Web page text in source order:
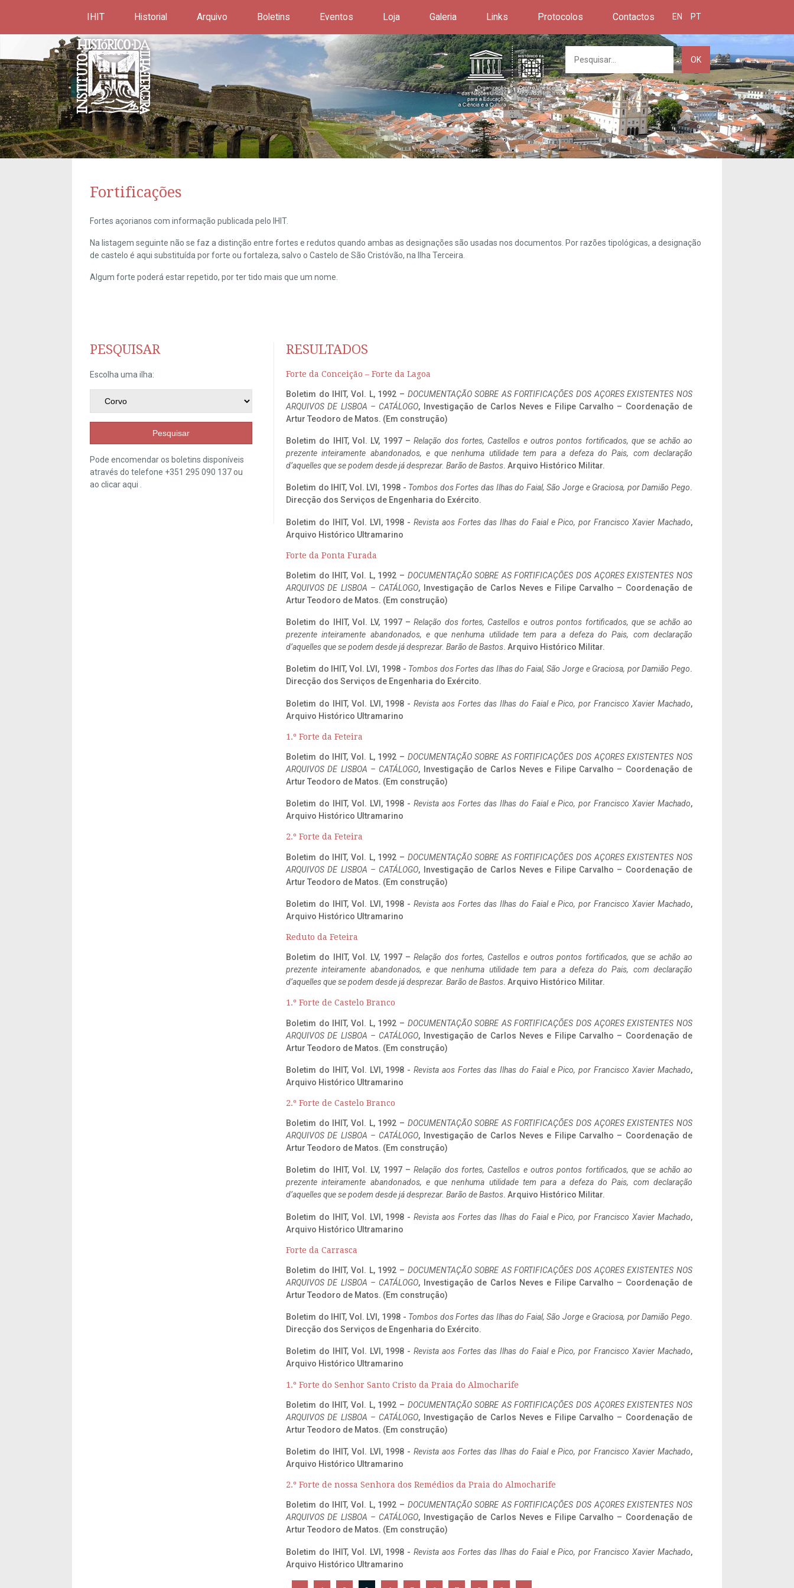
IHIT Historial Arquivo Boletins Eventos Loja Galeria Links Protocolos Contactos EN PT
OK
Fortificações
Fortes açorianos com informação publicada pelo IHIT.
Na listagem seguinte não se faz a distinção entre fortes e redutos quando ambas as designações são usadas nos documentos. Por razões tipológicas, a designação
de castelo é aqui substituída por forte ou fortaleza, salvo o Castelo de São Cristóvão, na Ilha Terceira.
Algum forte poderá estar repetido, por ter tido mais que um nome.
PESQUISAR
Escolha uma ilha:
Pesquisar
Pode encomendar os boletins disponíveis
através do telefone +351 295 090 137 ou
ao clicaraqui
RESULTADOS
Forte da Conceição – Forte da Lagoa
Boletim do IHIT, Vol. L, 1992 – DOCUMENTAÇÃO SOBRE AS FORTIFICAÇÕES DOS AÇORES EXISTENTES NOS
ARQUIVOS DE LISBOA – CATÁLOGO, Investigação de Carlos Neves e Filipe Carvalho – Coordenação de
Artur Teodoro de Matos. (Em construção)
Boletim do IHIT, Vol. LV, 1997 –Relação dos fortes, Castellos e outros pontos fortificados, que se achão ao
prezente inteiramente abandonados, e que nenhuma utilidade tem para a defeza do Pais, com declaração
d’aquelles que se podem desde já desprezar. Barão de Bastos. Arquivo Histórico Militar.
Boletim do IHIT, Vol. LVI, 1998 - Tombos dos Fortes das Ilhas do Faial, São Jorge e Graciosa, por Damião Pego.
Direcção dos Serviços de Engenharia do Exército.
Boletim do IHIT, Vol. LVI, 1998 -Revista aos Fortes das Ilhas do Faial e Pico, por Francisco Xavier Machado,
Arquivo Histórico Ultramarino
Forte da Ponta Furada
Boletim do IHIT, Vol. L, 1992 – DOCUMENTAÇÃO SOBRE AS FORTIFICAÇÕES DOS AÇORES EXISTENTES NOS
ARQUIVOS DE LISBOA – CATÁLOGO, Investigação de Carlos Neves e Filipe Carvalho – Coordenação de
Artur Teodoro de Matos. (Em construção)
Boletim do IHIT, Vol. LV, 1997 –Relação dos fortes, Castellos e outros pontos fortificados, que se achão ao
prezente inteiramente abandonados, e que nenhuma utilidade tem para a defeza do Pais, com declaração
d’aquelles que se podem desde já desprezar. Barão de Bastos. Arquivo Histórico Militar.
Boletim do IHIT, Vol. LVI, 1998 - Tombos dos Fortes das Ilhas do Faial, São Jorge e Graciosa, por Damião Pego.
Direcção dos Serviços de Engenharia do Exército.
Boletim do IHIT, Vol. LVI, 1998 -Revista aos Fortes das Ilhas do Faial e Pico, por Francisco Xavier Machado,
Arquivo Histórico Ultramarino
1.º Forte da Feteira
Boletim do IHIT, Vol. L, 1992 – DOCUMENTAÇÃO SOBRE AS FORTIFICAÇÕES DOS AÇORES EXISTENTES NOS
ARQUIVOS DE LISBOA – CATÁLOGO, Investigação de Carlos Neves e Filipe Carvalho – Coordenação de
Artur Teodoro de Matos. (Em construção)
Boletim do IHIT, Vol. LVI, 1998 -Revista aos Fortes das Ilhas do Faial e Pico, por Francisco Xavier Machado,
Arquivo Histórico Ultramarino
2.º Forte da Feteira
Boletim do IHIT, Vol. L, 1992 – DOCUMENTAÇÃO SOBRE AS FORTIFICAÇÕES DOS AÇORES EXISTENTES NOS
ARQUIVOS DE LISBOA – CATÁLOGO, Investigação de Carlos Neves e Filipe Carvalho – Coordenação de
Artur Teodoro de Matos. (Em construção)
Boletim do IHIT, Vol. LVI, 1998 -Revista aos Fortes das Ilhas do Faial e Pico, por Francisco Xavier Machado,
Arquivo Histórico Ultramarino
Reduto da Feteira
Boletim do IHIT, Vol. LV, 1997 –Relação dos fortes, Castellos e outros pontos fortificados, que se achão ao
prezente inteiramente abandonados, e que nenhuma utilidade tem para a defeza do Pais, com declaração
d’aquelles que se podem desde já desprezar. Barão de Bastos. Arquivo Histórico Militar.
1.º Forte de Castelo Branco
Boletim do IHIT, Vol. L, 1992 – DOCUMENTAÇÃO SOBRE AS FORTIFICAÇÕES DOS AÇORES EXISTENTES NOS
ARQUIVOS DE LISBOA – CATÁLOGO, Investigação de Carlos Neves e Filipe Carvalho – Coordenação de
Artur Teodoro de Matos. (Em construção)
Boletim do IHIT, Vol. LVI, 1998 -Revista aos Fortes das Ilhas do Faial e Pico, por Francisco Xavier Machado,
Arquivo Histórico Ultramarino
2.º Forte de Castelo Branco
Boletim do IHIT, Vol. L, 1992 – DOCUMENTAÇÃO SOBRE AS FORTIFICAÇÕES DOS AÇORES EXISTENTES NOS
ARQUIVOS DE LISBOA – CATÁLOGO, Investigação de Carlos Neves e Filipe Carvalho – Coordenação de
Artur Teodoro de Matos. (Em construção)
Boletim do IHIT, Vol. LV, 1997 –Relação dos fortes, Castellos e outros pontos fortificados, que se achão ao
prezente inteiramente abandonados, e que nenhuma utilidade tem para a defeza do Pais, com declaração
d’aquelles que se podem desde já desprezar. Barão de Bastos. Arquivo Histórico Militar.
Boletim do IHIT, Vol. LVI, 1998 -Revista aos Fortes das Ilhas do Faial e Pico, por Francisco Xavier Machado,
Arquivo Histórico Ultramarino
Forte da Carrasca
Boletim do IHIT, Vol. L, 1992 – DOCUMENTAÇÃO SOBRE AS FORTIFICAÇÕES DOS AÇORES EXISTENTES NOS
ARQUIVOS DE LISBOA – CATÁLOGO, Investigação de Carlos Neves e Filipe Carvalho – Coordenação de
Artur Teodoro de Matos. (Em construção)
Boletim do IHIT, Vol. LVI, 1998 - Tombos dos Fortes das Ilhas do Faial, São Jorge e Graciosa, por Damião Pego.
Direcção dos Serviços de Engenharia do Exército.
Boletim do IHIT, Vol. LVI, 1998 -Revista aos Fortes das Ilhas do Faial e Pico, por Francisco Xavier Machado,
Arquivo Histórico Ultramarino
1.º Forte do Senhor Santo Cristo da Praia do Almocharife
Boletim do IHIT, Vol. L, 1992 – DOCUMENTAÇÃO SOBRE AS FORTIFICAÇÕES DOS AÇORES EXISTENTES NOS
ARQUIVOS DE LISBOA – CATÁLOGO, Investigação de Carlos Neves e Filipe Carvalho – Coordenação de
Artur Teodoro de Matos. (Em construção)
Boletim do IHIT, Vol. LVI, 1998 -Revista aos Fortes das Ilhas do Faial e Pico, por Francisco Xavier Machado,
Arquivo Histórico Ultramarino
2.º Forte de nossa Senhora dos Remédios da Praia do Almocharife
Boletim do IHIT, Vol. L, 1992 – DOCUMENTAÇÃO SOBRE AS FORTIFICAÇÕES DOS AÇORES EXISTENTES NOS
ARQUIVOS DE LISBOA – CATÁLOGO, Investigação de Carlos Neves e Filipe Carvalho – Coordenação de
Artur Teodoro de Matos. (Em construção)
Boletim do IHIT, Vol. LVI, 1998 -Revista aos Fortes das Ilhas do Faial e Pico, por Francisco Xavier Machado,
Arquivo Histórico Ultramarino